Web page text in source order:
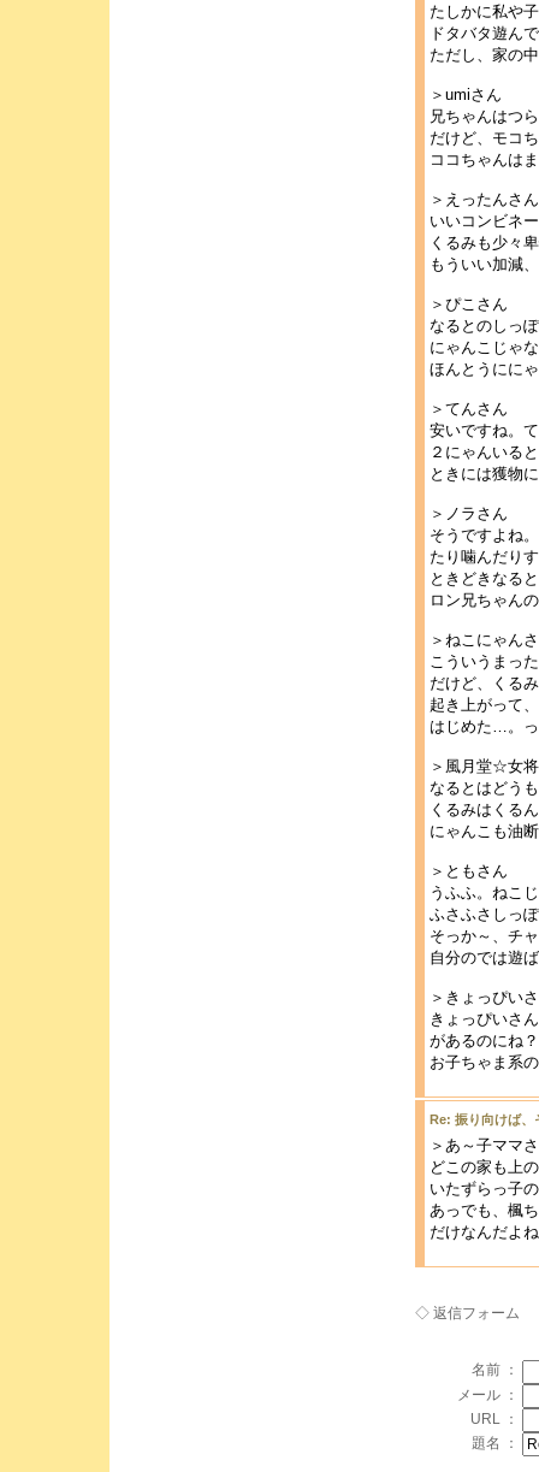
たしかに私や
ドタバタ遊ん
ただし、家の
＞umiさん
兄ちゃんはつ
だけど、モコ
ココちゃんは
＞えったんさん
いいコンビネ
くるみも少々
もういい加減
＞ぴこさん
なるとのしっ
にゃんこじゃ
ほんとうにに
＞てんさん
安いですね。
２にゃんいる
ときには獲物
＞ノラさん
そうですよね
たり噛んだり
ときどきなる
ロン兄ちゃん
＞ねこにゃん
こういうまっ
だけど、くる
起き上がって
はじめた…。
＞風月堂☆女
なるとはどう
くるみはくる
にゃんこも油
＞ともさん
うふふ。ねこ
ふさふさしっ
そっか～、チ
自分のでは遊
＞きょっぴい
きょっぴいさ
があるのにね
お子ちゃま系
Re: 振り向けば
＞あ～子ママ
どこの家も上
いたずらっ子
あっでも、楓
だけなんだよ
◇ 返信フォーム
名前 ：
メール ：
URL ：
題名 ：